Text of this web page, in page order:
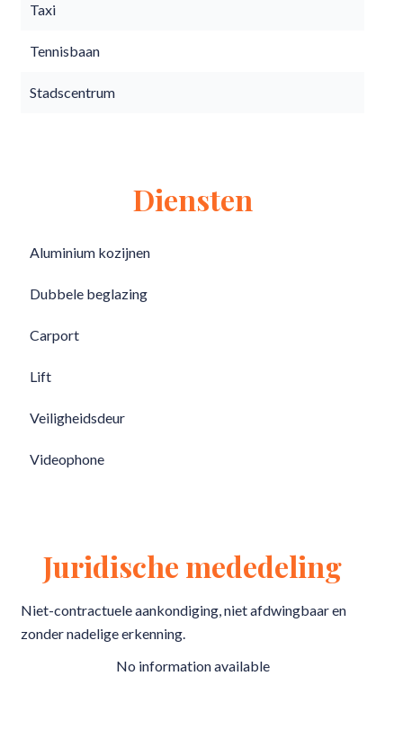
Taxi
Tennisbaan
Stadscentrum
Diensten
Aluminium kozijnen
Dubbele beglazing
Carport
Lift
Veiligheidsdeur
Videophone
Juridische mededeling
Niet-contractuele aankondiging, niet afdwingbaar en
zonder nadelige erkenning.
No information available